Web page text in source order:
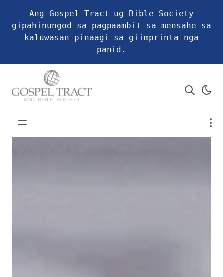
Ang Gospel Tract ug Bible Society
gipahinungod sa pagpaambit sa mensahe sa
kaluwasan pinaagi sa giimprinta nga
panid.